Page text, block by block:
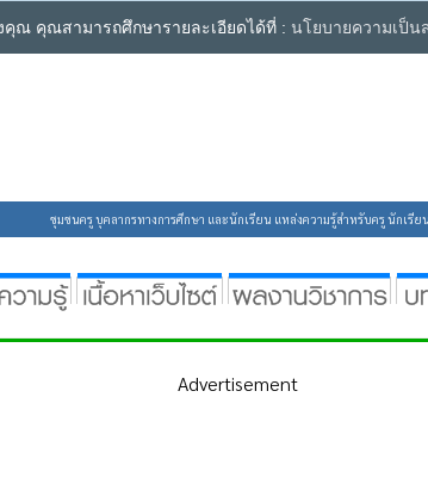
ณ คุณสามารถศึกษารายละเอียดได้ที่ : นโยบายความเป็น
ชุมชนครู บุคลากรทางการศึกษา และนักเรียน แหล่งความรู้สำหรับครู นักเรี
Advertisement